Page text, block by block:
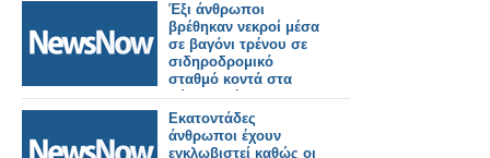
Έξι άνθρωποι
βρέθηκαν νεκροί μέσα
σε βαγόνι τρένου σε
σιδηροδρομικό
σταθμό κοντά στα
σύνορα Τέξας-
Μεξικού.
Εκατοντάδες
άνθρωποι έχουν
εγκλωβιστεί καθώς οι